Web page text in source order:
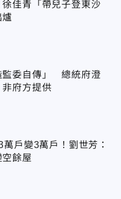
佳青「帶兒子登東沙
監委自傳」 總統府澄
府方提供
戶變3萬戶！劉世芳：
餘屋